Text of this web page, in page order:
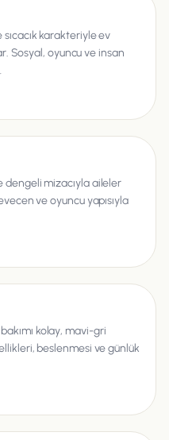
sıcacık karakteriyle ev
Sosyal, oyuncu ve insan
dengeli mizacıyla aileler
ve oyuncu yapısıyla
kolay, mavi-gri
beslenmesi ve günlük